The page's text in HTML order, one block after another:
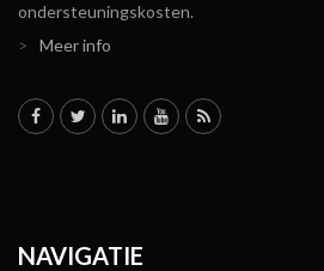
ondersteuningskosten.
>
Meer info
NAVIGATIE